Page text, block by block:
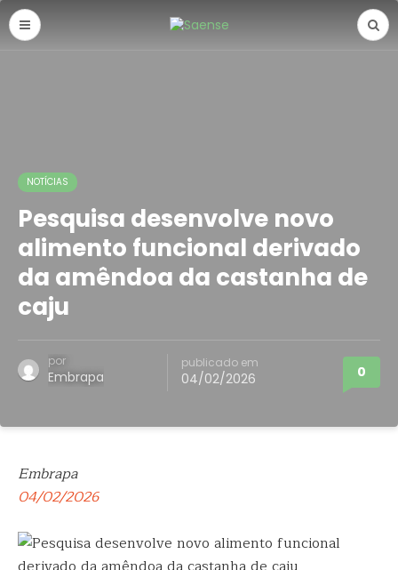
NOTÍCIAS
Pesquisa desenvolve novo
alimento funcional derivado
da amêndoa da castanha de
caju
por
Embrapa
publicado em
04/02/2026 0
Embrapa
04/02/2026